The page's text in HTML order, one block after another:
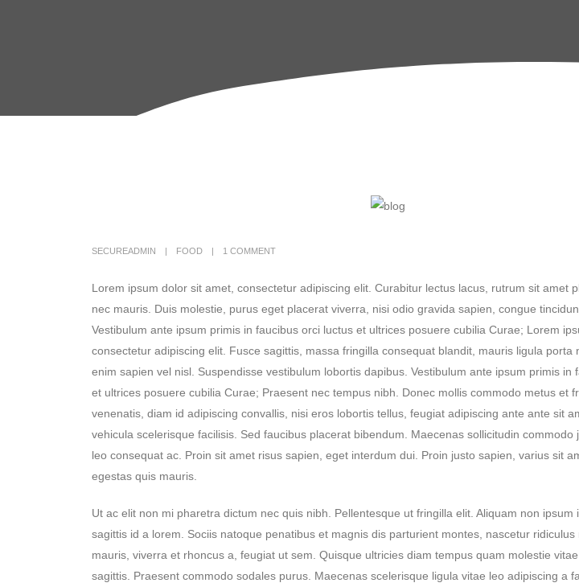
SECUREADMIN FOOD 1 COMMENT
Lorem ipsum dolor sit amet, consectetur adipiscing elit. Curabitur lectus lacus, rutrum sit amet
nec mauris. Duis molestie, purus eget placerat viverra, nisi odio gravida sapien, congue
Vestibulum ante ipsum primis in faucibus orci luctus et ultrices posuere cubilia Curae; Lorem
consectetur adipiscing elit. Fusce sagittis, massa fringilla consequat blandit, mauris ligula porta
enim sapien vel nisl. Suspendisse vestibulum lobortis dapibus. Vestibulum ante ipsum primis in
et ultrices posuere cubilia Curae; Praesent nec tempus nibh. Donec mollis commodo metus et
venenatis, diam id adipiscing convallis, nisi eros lobortis tellus, feugiat adipiscing ante ante sit
vehicula scelerisque facilisis. Sed faucibus placerat bibendum. Maecenas sollicitudin commodo
leo consequat ac. Proin sit amet risus sapien, eget interdum dui. Proin justo sapien, varius sit
egestas quis mauris.
Ut ac elit non mi pharetra dictum nec quis nibh. Pellentesque ut fringilla elit. Aliquam non ipsum
sagittis id a lorem. Sociis natoque penatibus et magnis dis parturient montes, nascetur ridiculus
mauris, viverra et rhoncus a, feugiat ut sem. Quisque ultricies diam tempus quam molestie
sagittis. Praesent commodo sodales purus. Maecenas scelerisque ligula vitae leo adipiscing a